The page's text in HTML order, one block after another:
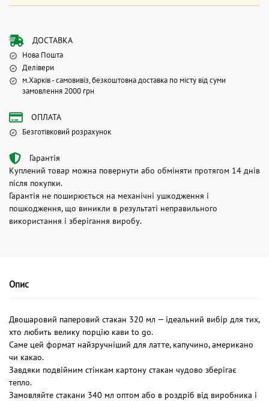
ДОСТАВКА
Нова Пошта
Делівери
м.Харків - самовивіз, безкоштовна доставка по місту від суми
замовлення 2000 грн
ОПЛАТА
Безготівковий розрахунок
Гарантія
Куплений товар можна повернути або обміняти протягом 14 днів
після покупки.
Гарантія не поширюється на механічні ушкодження і
пошкодження, що виникли в результаті неправильного
використання і зберігання виробу.
Опис
Двошаровий паперовий стакан 320 мл — ідеальний вибір для тих,
хто любить велику порцію кави to go.
Саме цей формат найзручніший для латте, капучино, американо
чи какао.
Завдяки подвійним стінкам картону стакан чудово зберігає
тепло.
Замовляйте стакани 340 мл оптом або в роздріб від виробника і